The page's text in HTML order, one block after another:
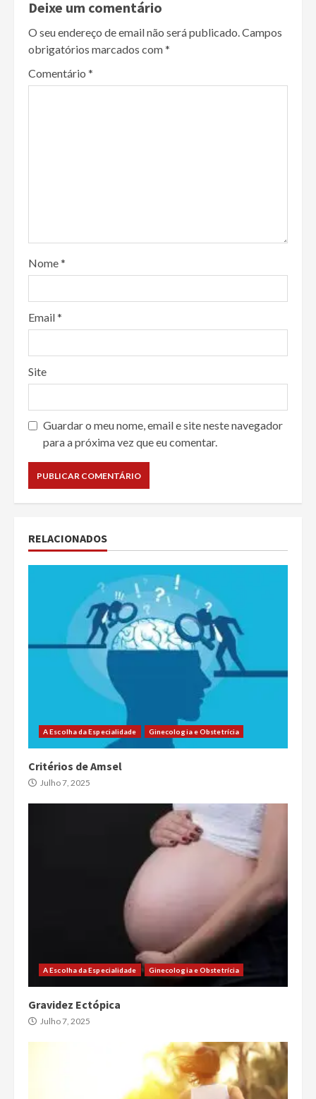
Deixe um comentário
O seu endereço de email não será publicado.Campos
obrigatórios marcados com*
Comentário *
Nome*
Email*
Site
Guardar o meu nome, email e site neste navegador
para a próxima vez que eu comentar.
RELACIONADOS
A Escolha da Especialidade Ginecologia e Obstetrícia
Critérios de Amsel
Julho 7, 2025
A Escolha da Especialidade Ginecologia e Obstetrícia
Gravidez Ectópica
Julho 7, 2025